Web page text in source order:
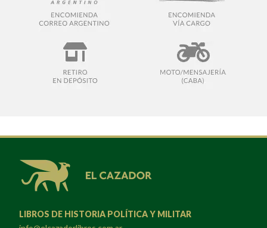
LIBROS DE HISTORIA POLÍTICA Y MILITAR